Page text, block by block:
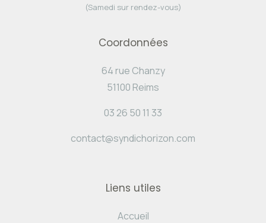
(Samedi sur rendez-vous)
Coordonnées
64 rue Chanzy
51100 Reims
03 26 50 11 33
contact@syndichorizon.com
Liens utiles
Accueil